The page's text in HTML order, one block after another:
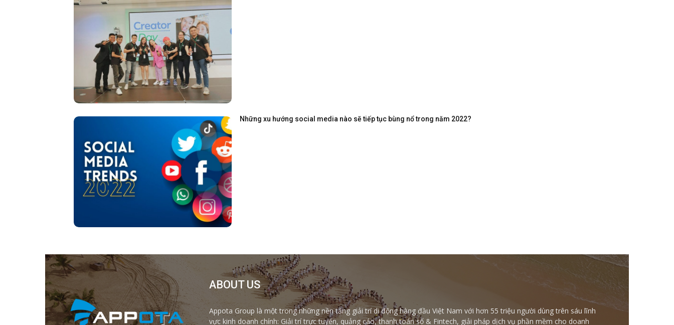
Những xu hướng social media nào sẽ tiếp tục bùng nổ trong năm 2022?
ABOUT US
Appota Group là một trong những nền tảng giải trí di động hàng đầu Việt Nam với hơn 55 triệu người dùng trên sáu lĩnh
vực kinh doanh chính: Giải trí trực tuyến, quảng cáo, thanh toán số & Fintech, giải pháp dịch vụ phần mềm cho doanh